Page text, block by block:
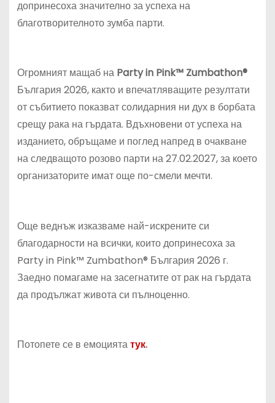
допринесоха значително за успеха на
благотворителното зумба парти.
Огромният мащаб на Party in Pink™ Zumbathon®
България 2026, както и впечатляващите резултати
от събитието показват солидарния ни дух в борбата
срещу рака на гърдата. Вдъхновени от успеха на
изданието, обръщаме и поглед напред в очакване
на следващото розово парти на 27.02.2027, за което
организаторите имат още по-смели мечти.
Още веднъж изказваме най-искрените си
благодарности на всички, които допринесоха за
Party in Pink™ Zumbathon® България 2026 г.
Заедно помагаме на засегнатите от рак на гърдата
да продължат живота си пълноценно.
Потопете се в емоциятатук.